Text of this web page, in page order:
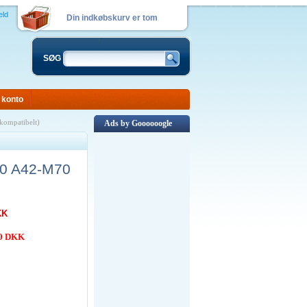
Din indkøbskurv er tom
SØG
konto
A42-M70
DKK
Ads by Goooooogle